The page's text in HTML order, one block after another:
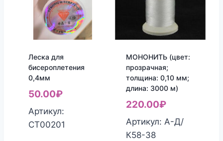
Леска для
бисероплетения
0,4мм
50.00₽
Артикул:
СТ00201
МОНОНИТЬ (цвет:
прозрачная;
толщина: 0,10 мм;
длина: 3000 м)
220.00₽
Артикул: А-Д/
К58-38